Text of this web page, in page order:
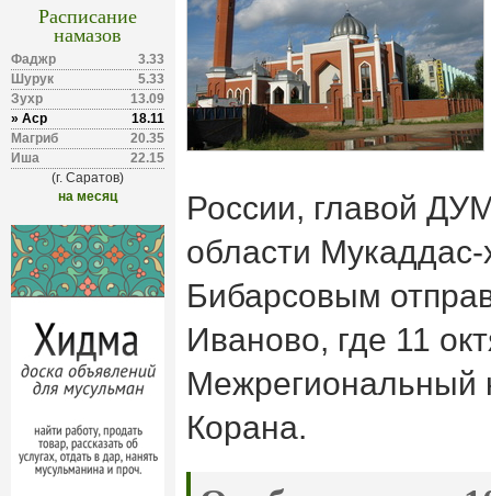
Расписание
намазов
Фаджр
3.33
Шурук
5.33
Зухр
13.09
» Аср
18.11
Магриб
20.35
Иша
22.15
(г. Саратов)
на месяц
России, главой
области Мукаддас-
Бибарсовым
Иваново, где 11
Межрегиональный
Корана.